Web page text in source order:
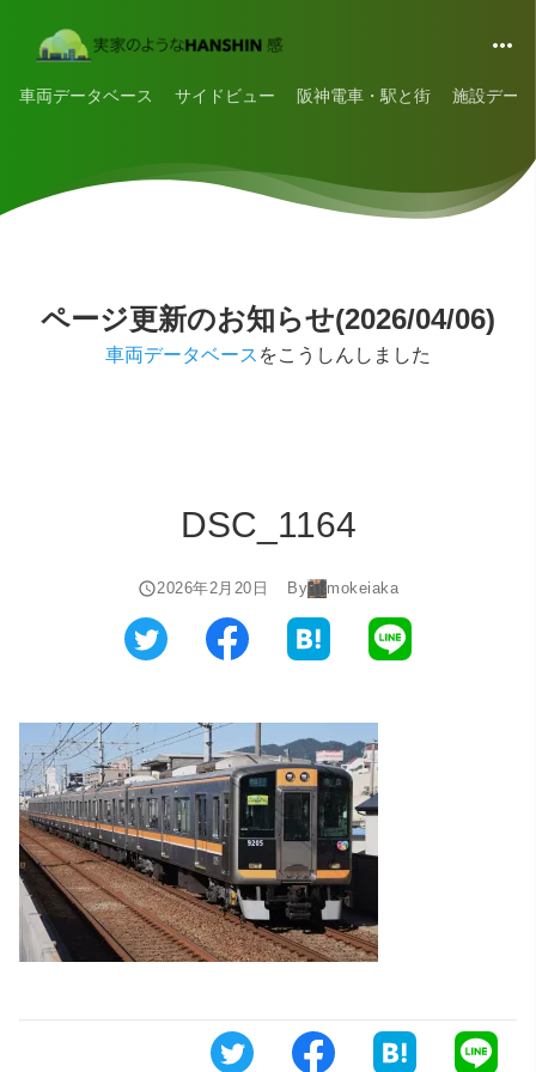
車両データベース サイドビュー 阪神電車・駅と街 施設デー
ページ更新のお知らせ(2026/04/06)
車両データベース をこうしんしました
DSC_1164
2026年2月20日 By mokeiaka